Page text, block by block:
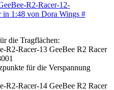
die Tragflächen:
für die Verspannung